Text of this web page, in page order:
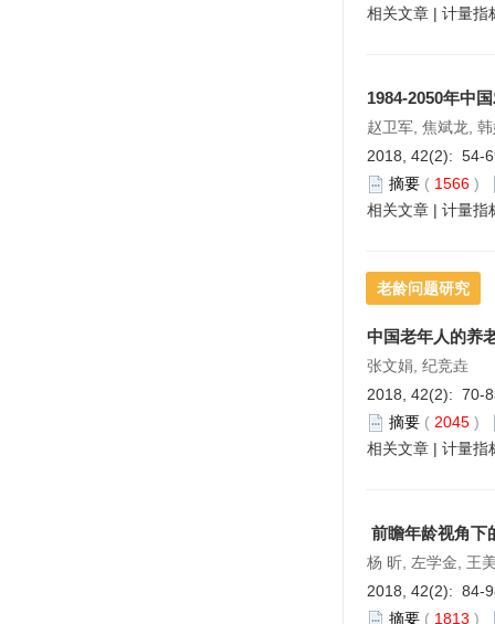
相关文章 | 计量指
1984-2050年中
赵卫军, 焦斌龙,
2018, 42(2): 54-
摘要 ( 1566 )
相关文章 | 计量指
老龄问题研究
中国老年人的养
张文娟, 纪竞垚
2018, 42(2): 70-
摘要 ( 2045 )
相关文章 | 计量指
前瞻年龄视角下
杨 昕, 左学金, 王
2018, 42(2): 84-
摘要 ( 1813 )